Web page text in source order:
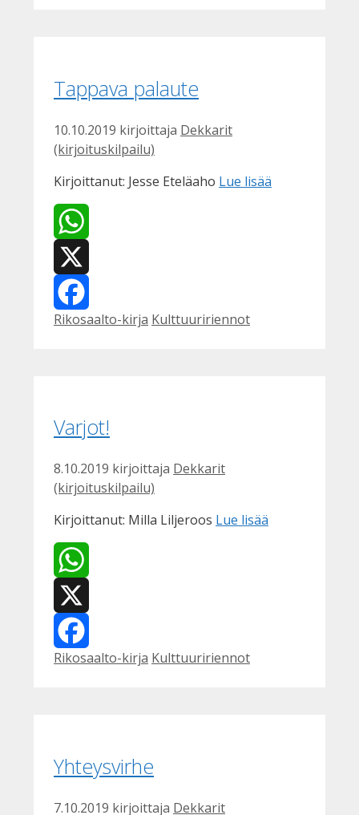
Tappava palaute
10.10.2019 kirjoittaja Dekkarit
(kirjoituskilpailu)
Kirjoittanut: Jesse Eteläaho Lue lisää
WhatsApp
X
Facebook
Kategoriat
Rikosaalto-kirja Avainsanat
Kulttuuririennot
Varjot!
8.10.2019 kirjoittaja Dekkarit
(kirjoituskilpailu)
Kirjoittanut: Milla Liljeroos Lue lisää
WhatsApp
X
Facebook
Kategoriat
Rikosaalto-kirja Avainsanat
Kulttuuririennot
Yhteysvirhe
7.10.2019 kirjoittaja Dekkarit